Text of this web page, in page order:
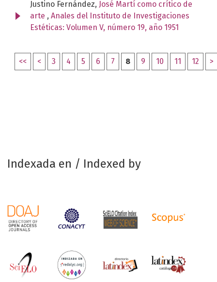
Justino Fernández, José Martí como crítico de
arte , Anales del Instituto de Investigaciones
Estéticas: Volumen V, número 19, año 1951
<< < 3 4 5 6 7 8 9 10 11 12 >
Indexada en / Indexed by